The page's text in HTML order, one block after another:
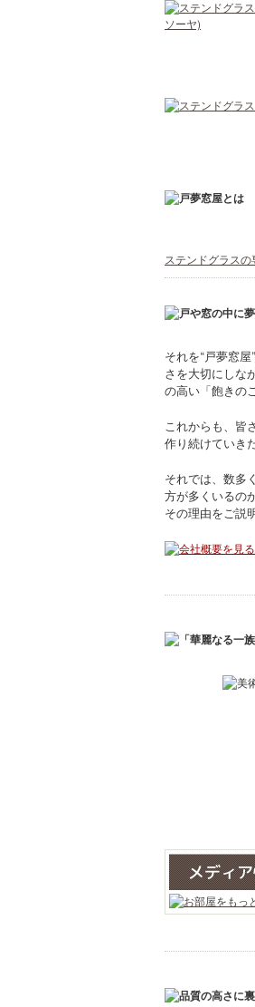
ステンドグラスの
それを“戸夢窓
さを大切にしな
の高い「飽きの
これからも、皆
作り続けていき
それでは、数多
方が多くいるの
その理由をご説